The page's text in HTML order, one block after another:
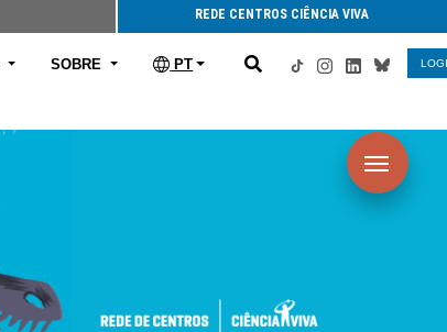
REDE CENTROS CIÊNCIA VIVA
SOBRE PT